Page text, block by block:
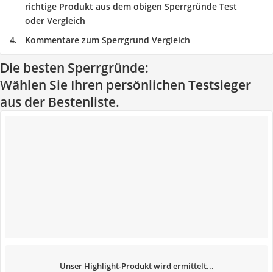
richtige Produkt aus dem obigen Sperrgründe Test
oder Vergleich
Kommentare zum Sperrgrund Vergleich
Die besten Sperrgründe:
Wählen Sie Ihren persönlichen Testsieger
aus der Bestenliste.
Unser Highlight-Produkt wird ermittelt...